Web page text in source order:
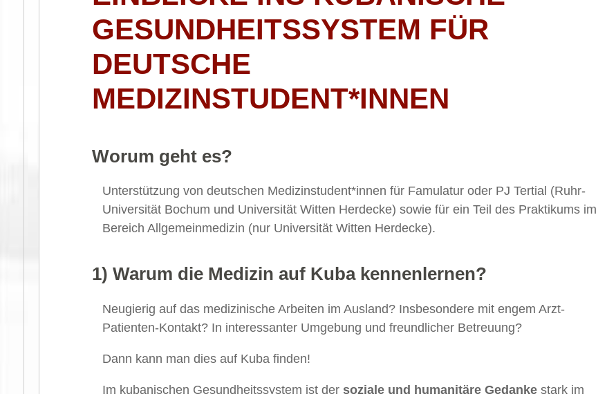
GESUNDHEITSSYSTEM FÜR
DEUTSCHE
MEDIZINSTUDENT*INNEN
Worum geht es?
Unterstützung von deutschen Medizinstudent*innen für Famulatur oder PJ Tertial (Ruhr-
Universität Bochum und Universität Witten Herdecke) sowie für ein Teil des Praktikums im
Bereich Allgemeinmedizin (nur Universität Witten Herdecke).
1) Warum die Medizin auf Kuba kennenlernen?
Neugierig auf das medizinische Arbeiten im Ausland? Insbesondere mit engem Arzt-
Patienten-Kontakt? In interessanter Umgebung und freundlicher Betreuung?
Dann kann man dies auf Kuba finden!
Im kubanischen Gesundheitssystem ist der soziale und humanitäre Gedanke stark im